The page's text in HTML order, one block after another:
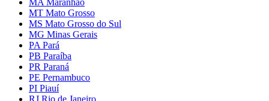
MT Mato Grosso
MS Mato Grosso do Sul
MG Minas Gerais
PA Pará
PB Paraíba
PR Paraná
PE Pernambuco
PI Piauí
RJ Rio de Janeiro